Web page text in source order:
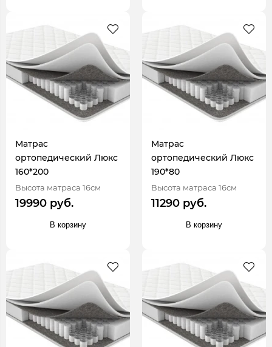
Матрас
ортопедический Люкс
160*200
Высота матраса 16см
19990 руб.
В корзину
Матрас
ортопедический Люкс
190*80
Высота матраса 16см
11290 руб.
В корзину